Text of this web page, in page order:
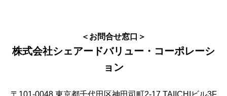
＜お問合せ窓口＞
株式会社シェアードバリュー・コーポレーシ
ョン
〒101-0048 東京都千代田区神田司町2-17 TAIICHIビル3F